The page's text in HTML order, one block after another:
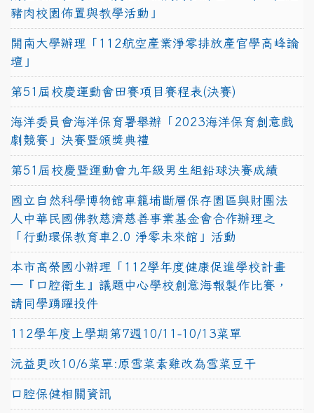
豬肉校園佈置與教學活動」
開南大學辦理「112航空產業淨零排放產官學高峰論
壇」
第51屆校慶運動會田賽項目賽程表(決賽)
海洋委員會海洋保育署舉辦「2023海洋保育創意戲
劇競賽」決賽暨頒獎典禮
第51屆校慶暨運動會九年級男生組鉛球決賽成績
國立自然科學博物館車籠埔斷層保存園區與財團法
人中華民國佛教慈濟慈善事業基金會合作辦理之
「行動環保教育車2.0 淨零未來館」活動
本市高榮國小辦理「112學年度健康促進學校計畫
─『口腔衛生』議題中心學校創意海報製作比賽，
請同學踴躍投件
112學年度上學期第7週10/11-10/13菜單
沅益更改10/6菜單:原雪菜素雞改為雪菜豆干
口腔保健相關資訊